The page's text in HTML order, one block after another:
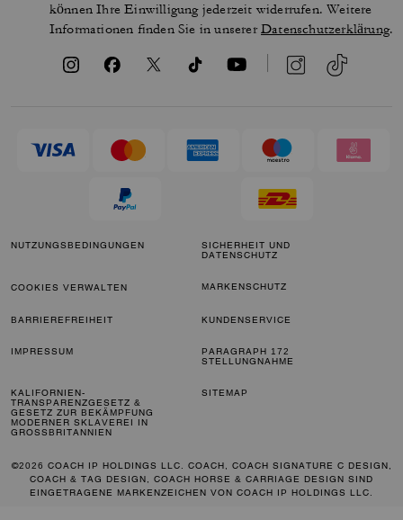
können Ihre Einwilligung jederzeit widerrufen. Weitere
Informationen finden Sie in unsererDatenschutzerklärung.
NUTZUNGSBEDINGUNGEN
SICHERHEIT UND
DATENSCHUTZ
COOKIES VERWALTEN MARKENSCHUTZ
BARRIEREFREIHEIT KUNDENSERVICE
IMPRESSUM
PARAGRAPH 172
STELLUNGNAHME
KALIFORNIEN-
TRANSPARENZGESETZ &
GESETZ ZUR BEKÄMPFUNG
MODERNER SKLAVEREI IN
GROSSBRITANNIEN
SITEMAP
©2026 COACH IP HOLDINGS LLC. COACH, COACH SIGNATURE C DESIGN,
COACH & TAG DESIGN, COACH HORSE & CARRIAGE DESIGN SIND
EINGETRAGENE MARKENZEICHEN VON COACH IP HOLDINGS LLC.